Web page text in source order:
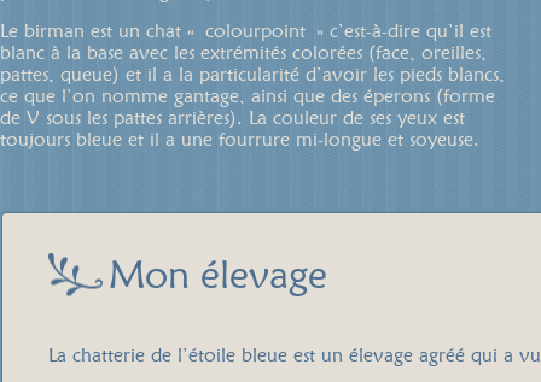
Le birman est un chat « colourpoint » c’est-à-dire qu’il est
blanc à la base avec les extrémités colorées (face, oreilles,
pattes, queue) et il a la particularité d’avoir les pieds blancs,
ce que l’on nomme gantage, ainsi que des éperons (forme
de V sous les pattes arrières). La couleur de ses yeux est
toujours bleue et il a une fourrure mi-longue et soyeuse.
Mon élevage
La chatterie de l’étoile bleue est un élevage agréé qui a